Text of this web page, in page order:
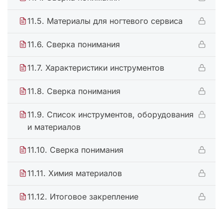
11.5. Материалы для ногтевого сервиса
11.6. Сверка понимания
11.7. Характеристики инструментов
11.8. Сверка понимания
11.9. Список инструментов, оборудования
и материалов
11.10. Сверка понимания
11.11. Химия материалов
11.12. Итоговое закрепление